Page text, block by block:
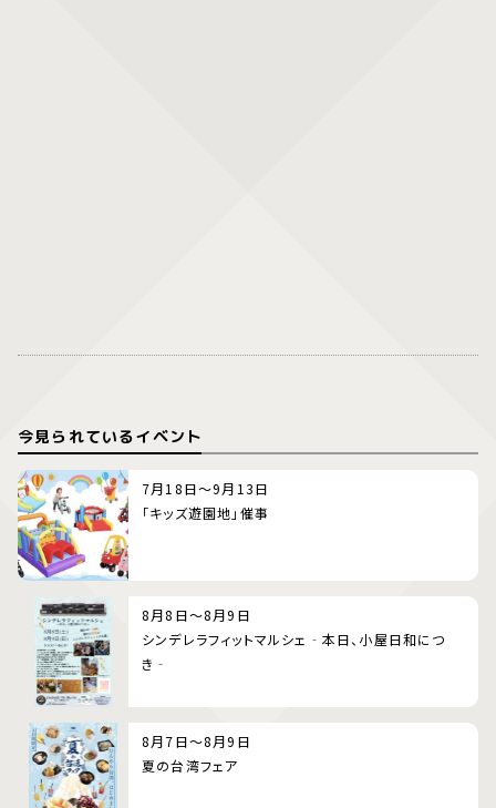
今見られているイベント
7月18日～9月13日
「キッズ遊園地」催事
8月8日～8月9日
シンデレラフィットマルシェ‐本日、小屋日和につ
き‐
8月7日～8月9日
夏の台湾フェア